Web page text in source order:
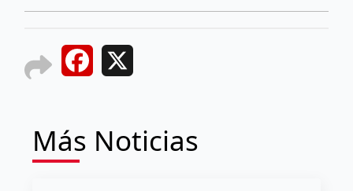
Facebook
Más Noticias